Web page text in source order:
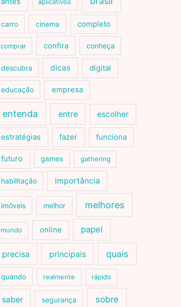
carro cinema completo
comprar confira conheça
descubra dicas digital
educação empresa
entenda entre escolher
estratégias fazer funciona
futuro games gathering
habilitação importância
imóveis melhor melhores
mundo online papel
precisa principais quais
quando realmente rápido
saber segurança sobre